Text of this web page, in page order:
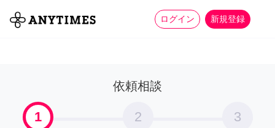
ログイン 新規登録
全て 家事 more_horiz
依頼相談
1 2 3